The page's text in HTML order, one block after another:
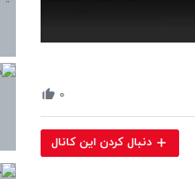
۰
دنبال کردن این کانال